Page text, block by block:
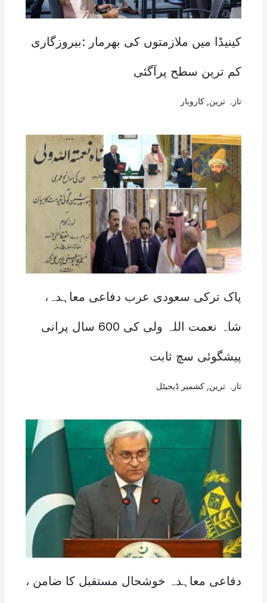
کینیڈا میں ملازمتوں کی بھرمار :بیروزگاری
کم ترین سطح پرآگئی
تازہ ترین کاروبار
پاک ترکی سعودی عرب دفاعی معاہدہ،
شاہ نعمت اللہ ولی کی 600 سال پرانی
پیشگوئی سچ ثابت
تازہ ترین کشمیر ڈیجیٹل
دفاعی معاہدہ خوشحال مستقبل کا ضامن ،